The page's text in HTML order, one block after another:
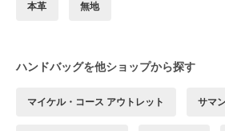
本革 無地
ハンドバッグを他ショップから探す
マイケル・コース アウトレット サマ